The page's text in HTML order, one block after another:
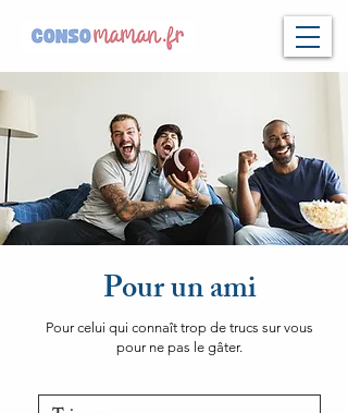
Pour un ami
Pour celui qui connaît trop de trucs sur vous
pour ne pas le gâter.